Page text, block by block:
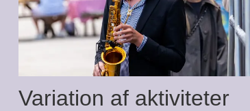
Variation af aktiviteter